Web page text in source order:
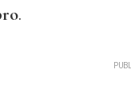
.